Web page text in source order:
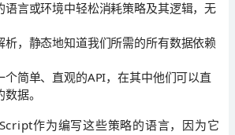
语言或环境中轻松消耗策略及其逻辑，无
析，静态地知道我们所需的所有数据依赖
个简单、直观的API，在其中他们可以直
据。
作为编写这些策略的语言，因为它